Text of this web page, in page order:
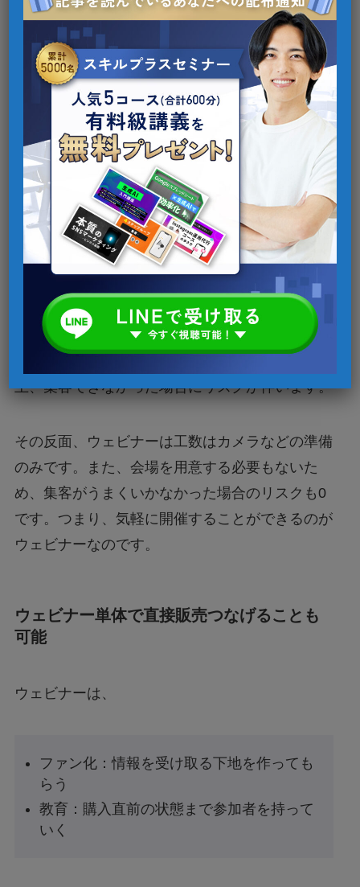
りをすることで、
「この企業（人）は信頼でき
るか」ということを直接確かめることが可能に
なります。実際、顔が見える方がユーザーの信頼
度も高くなりますし、関係を構築しやすくなりま
意外と準備が楽で開催しやすい
先述した通り、オフラインのセミナーはたくさん
の工数がかかります。しかも今の時代、感染対策
が叫ばれており、消毒や検温の実施など、従来の
オフラインセミナーよりも工数が格段に増えてい
上、集客できなかった場合にリスクが伴います。
その反面、ウェビナーは工数はカメラなどの準備
のみです。また、会場を用意する必要もないた
め、集客がうまくいかなかった場合のリスクも0
です。つまり、気軽に開催することができるのが
ウェビナーなのです。
ウェビナー単体で直接販売つなげることも
可能
ウェビナーは、
ファン化：情報を受け取る下地を作っても
らう
教育：購入直前の状態まで参加者を持って
いく